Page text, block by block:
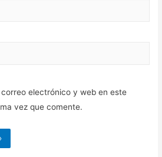
correo electrónico y web en este
vez que comente.